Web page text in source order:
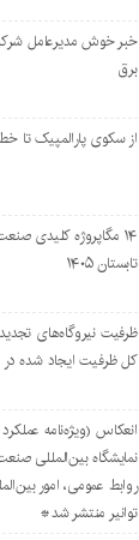
خبر خوش مدیرعامل
برق
از سکوی پارالمپیک تا
۱۴ مگاپروژه‌ کلیدی
تابستان ۱۴۰۵
ظرفیت نیروگاه‌های
کل ظرفیت ایجاد شده
انعکاس (ویژه‌نامه
نمایشگاه بین‌المللی
روابط عمومی، امور
توانیر منتشر شد*